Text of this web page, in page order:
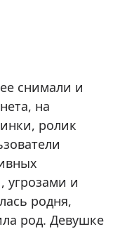
снимали и
на
ролик
угрозами и
родня,
род. Девушке